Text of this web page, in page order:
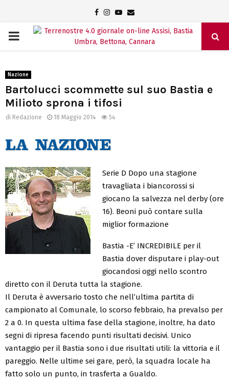
Facebook
Instagram
Youtube
Email
PRIMARY
Nazione
Bartolucci scommette sul suo Bastia e
Milioto sprona i tifosi
di Redazione 18 Maggio 2014 54
Serie D Dopo una stagione
travagliata i biancorossi si
giocano la salvezza nel derby (ore
16). Beoni può contare sulla
miglior formazione
Bastia -E’ INCREDIBILE per il
Bastia dover disputare i play-out
giocandosi oggi nello scontro
diretto con il Deruta tutta la stagione.
Il Deruta è avversario tosto che nell’ultima partita di
campionato al Comunale, lo scorso febbraio, ha prevalso per
2 a 0. In questa ultima fase della stagione, inoltre, ha dato
segni di ripresa facendo punti risultati decisivi. Unico
vantaggio per il Bastia sono i due risultati utili: la vittoria e il
pareggio. Nelle ultime sei gare, però, la squadra locale ha
fatto solo un punto, in trasferta a Gualdo.